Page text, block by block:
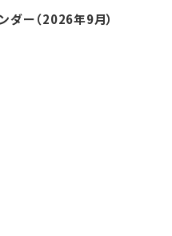
ダー（2026年9月）